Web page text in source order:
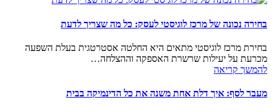
בחירה נכונה של מרכז לוגיסטי לעסק: כל מה שצריך לדעת
בחירת מרכז לוגיסטי מתאים היא החלטה אסטרטגית בעלת השפעה
מכרעת על יעילות שרשרת האספקה וההצלחה…
להמשך קריאה
מעבר לסף: איך דלת אחת משנה את כל הדינמיקה בבית